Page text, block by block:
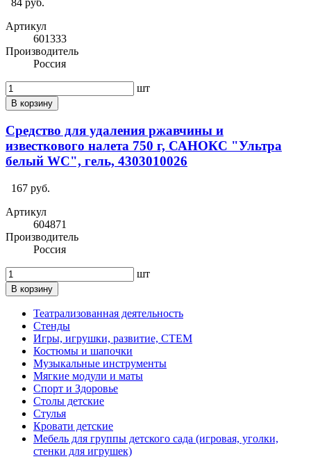
Артикул
601333
Производитель
Россия
шт
В корзину
Средство для удаления ржавчины и
известкового налета 750 г, САНОКС "Ультра
белый WC", гель, 4303010026
167 руб.
Артикул
604871
Производитель
Россия
шт
В корзину
Театрализованная деятельность
Стенды
Игры, игрушки, развитие, СТЕМ
Костюмы и шапочки
Музыкальные инструменты
Мягкие модули и маты
Спорт и Здоровье
Столы детские
Стулья
Кровати детские
Мебель для группы детского сада (игровая, уголки,
стенки для игрушек)